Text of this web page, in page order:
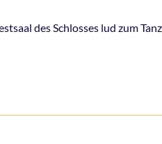
des Schlosses lud zum